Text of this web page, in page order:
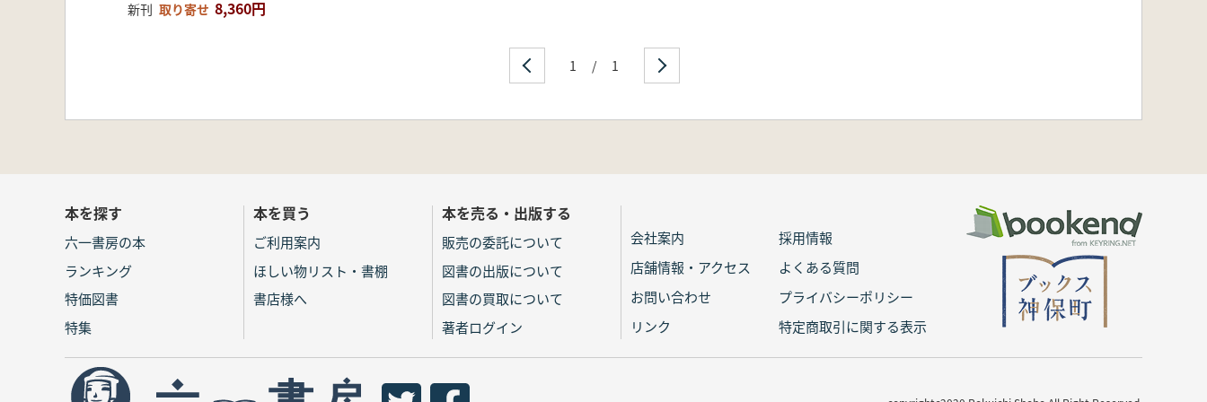
新刊 取り寄せ 8,360円
1 / 1
本を探す
六一書房の本
ランキング
特価図書
特集
本を買う
ご利用案内
ほしい物リスト・書棚
書店様へ
本を売る・出版する
販売の委託について
図書の出版について
図書の買取について
著者ログイン
会社案内
採用情報
店舗情報・アクセス
よくある質問
お問い合わせ
プライバシーポリシー
リンク
特定商取引に関する表示